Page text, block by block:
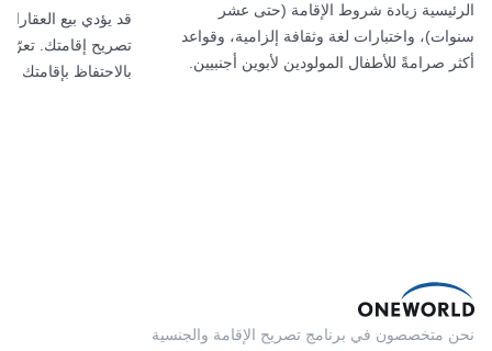
الرئيسية زيادة شروط الإقامة (حتى عشر
سنوات)، واختبارات لغة وثقافة إلزامية، وقواعد
أكثر صرامةً للأطفال المولودين لأبوين أجنبيين.
قد يؤدي بيع
تصريح إقامتك.
بالاحتفاظ بإقامتك
نحن متخصصون في برنامج تصريح الإقامة والجنسية